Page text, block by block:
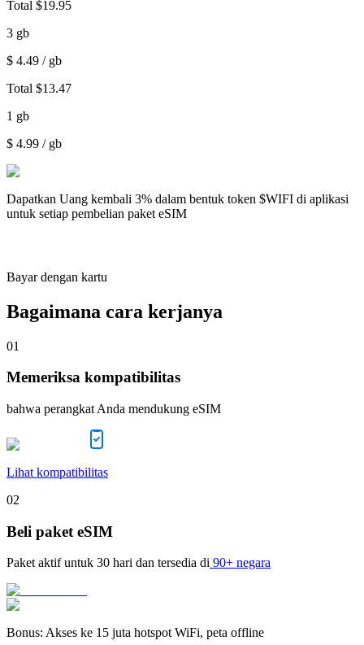
Total $19.95
3 gb
$ 4.49 / gb
Total $13.47
1 gb
$ 4.99 / gb
Dapatkan Uang kembali 3% dalam bentuk token $WIFI di aplikasi
untuk setiap pembelian paket eSIM
Bayar dengan kartu
Bagaimana cara kerjanya
01
Memeriksa kompatibilitas
bahwa perangkat Anda mendukung eSIM
Lihat kompatibilitas
02
Beli paket eSIM
Paket aktif untuk 30 hari dan tersedia di 90+ negara
Bonus: Akses ke 15 juta hotspot WiFi, peta offline